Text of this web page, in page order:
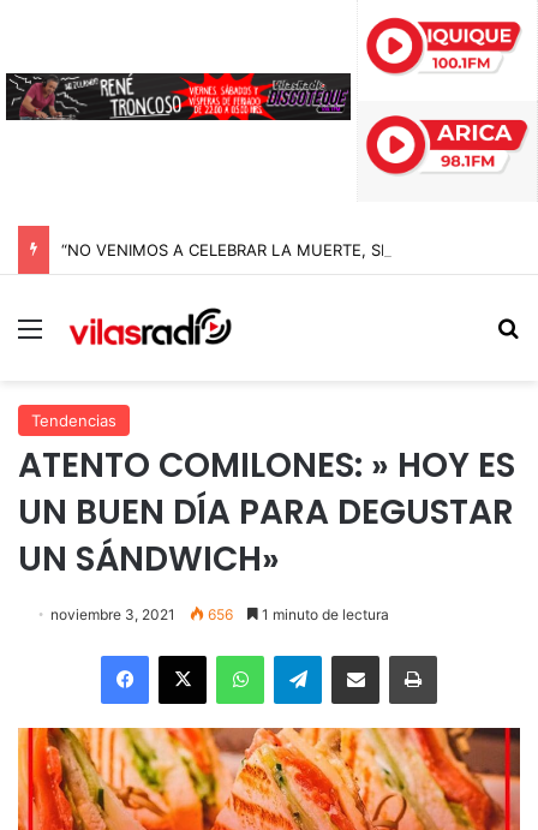
Menú
Tendencias
ATENTO COMILONES: » HOY ES
UN BUEN DÍA PARA DEGUSTAR
UN SÁNDWICH»
noviembre 3, 2021 656 1 minuto de lectura
Facebook
X WhatsAppTelegramEnviar vía email Imprimir